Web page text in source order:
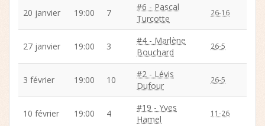
20 janvier 19:00 7
#6 - Pascal
Turcotte
26-16
27 janvier 19:00 3
#4 - Marlène
Bouchard
26-5
3 février 19:00 10
#2 - Lévis
Dufour
26-5
10 février 19:00 4
#19 - Yves
Hamel
11-26